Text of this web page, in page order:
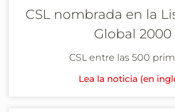
CSL nombrada en la
Global 2000
CSL entre las 500
Lea la noticia (en